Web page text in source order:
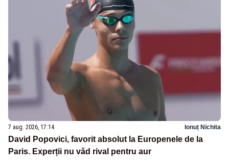
7 aug. 2026, 17:14 Ionuț Nichita
David Popovici, favorit absolut la Europenele de la
Paris. Experții nu văd rival pentru aur